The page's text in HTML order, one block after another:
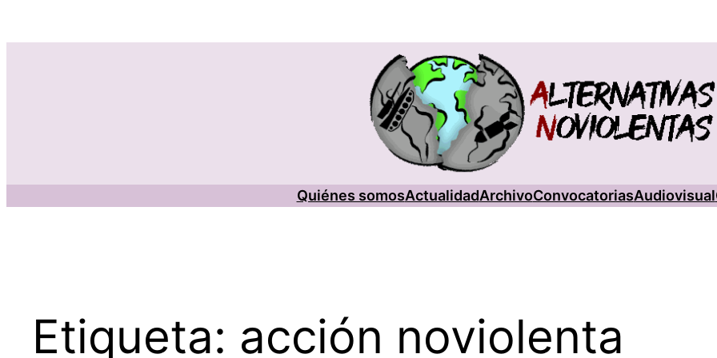
al
Quiénes somosActualidadArchivoConvocatoriasAudiovisual
Etiqueta: acción noviolenta